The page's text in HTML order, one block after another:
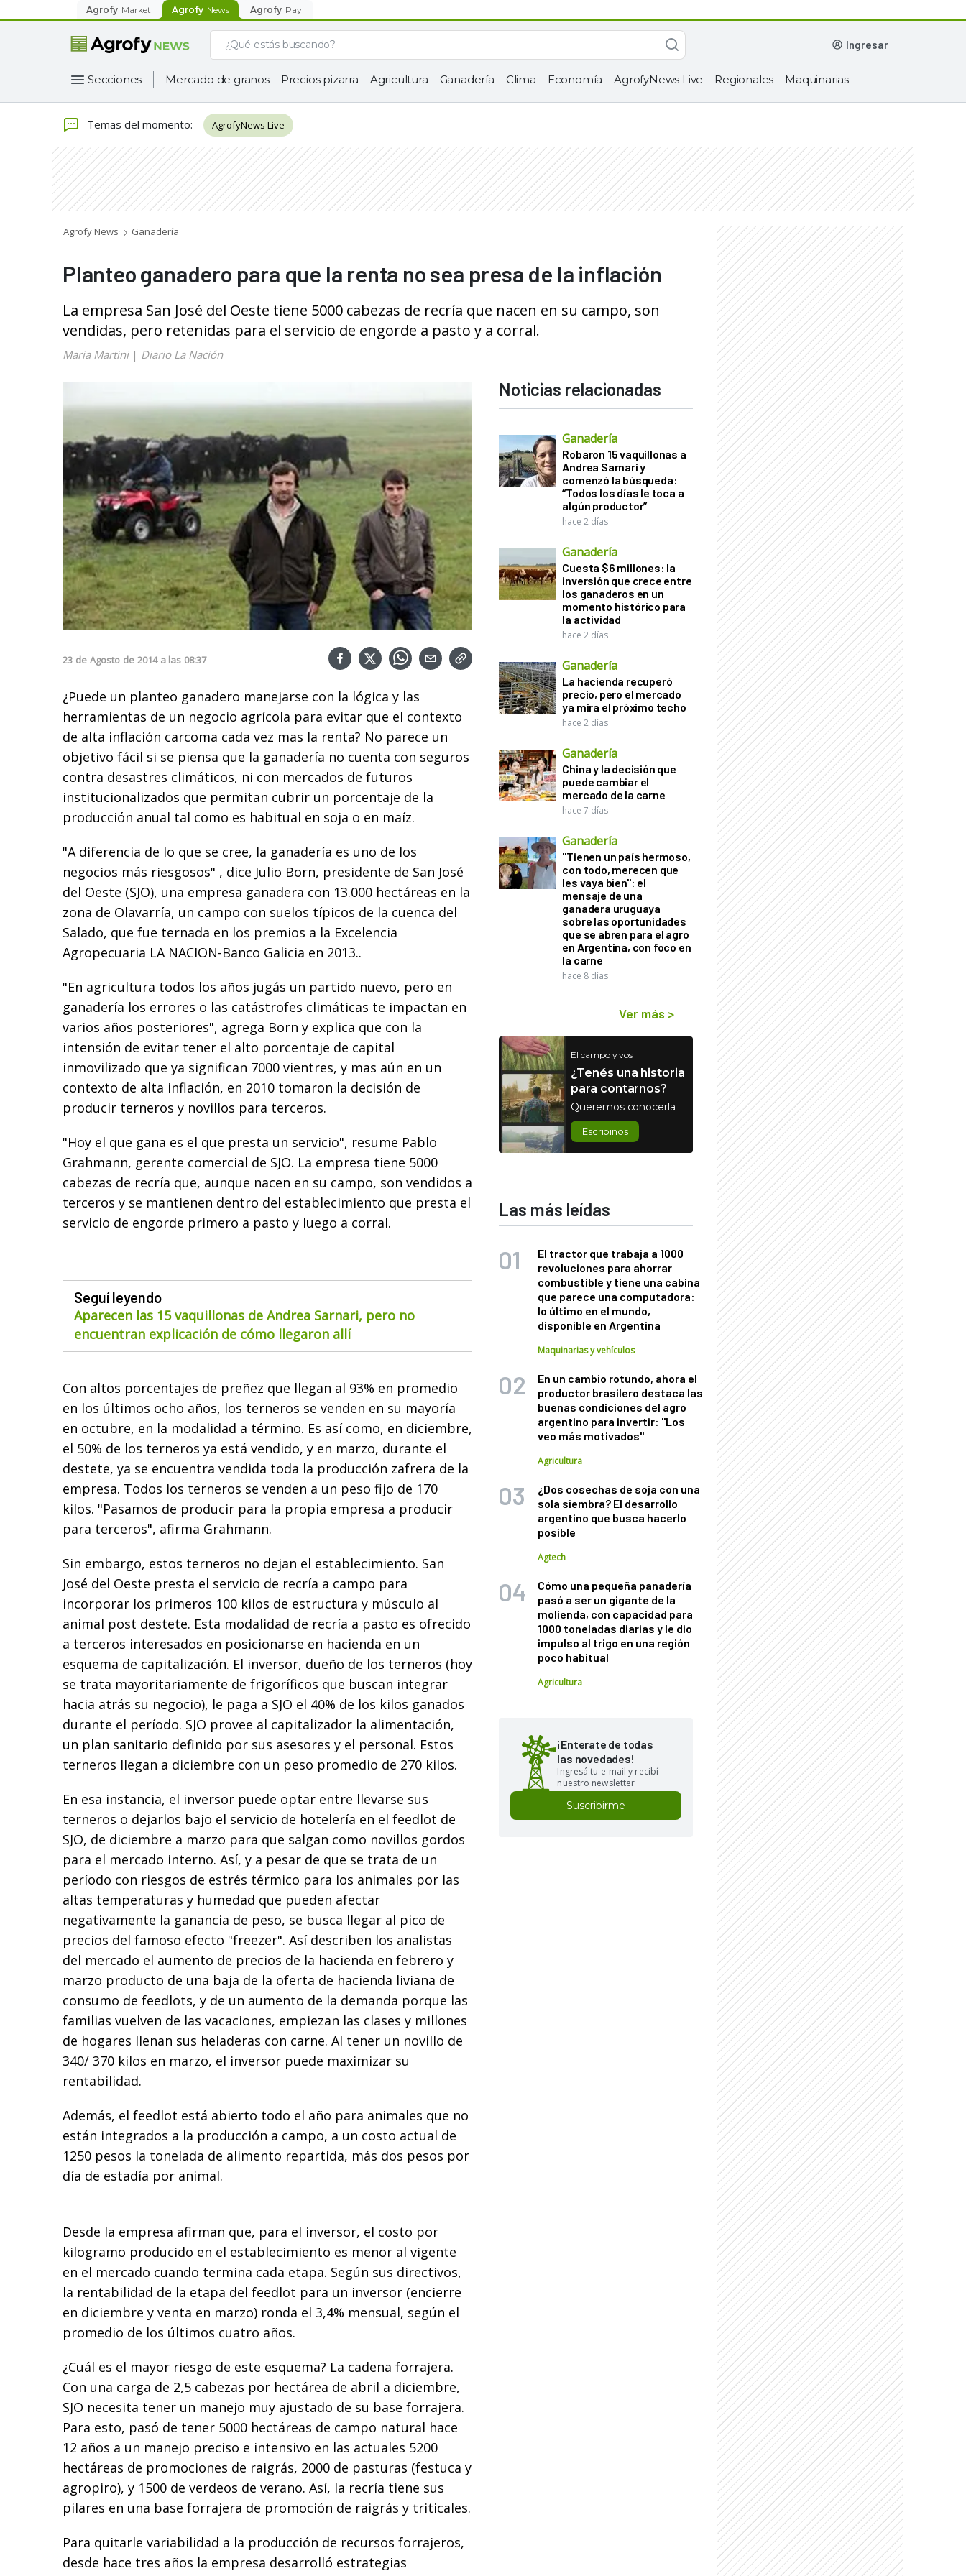
Agrofy Market Agrofy News Agrofy Pay
ingresar
Secciones Mercado de granos Precios pizarra Agricultura Ganadería Clima Economía AgrofyNews Live Regionales Maquinarias
Temas del momento: AgrofyNews Live
Agrofy News Ganadería
Planteo ganadero para que la renta no sea presa de la inflación
La empresa San José del Oeste tiene 5000 cabezas de recría que nacen en su campo, son
vendidas, pero retenidas para el servicio de engorde a pasto y a corral.
Maria Martini| Diario La Nación
23 de Agosto de 2014 a las 08:37
¿Puede un planteo ganadero manejarse con la lógica y las
herramientas de un negocio agrícola para evitar que el contexto
de alta inflación carcoma cada vez mas la renta? No parece un
objetivo fácil si se piensa que la ganadería no cuenta con seguros
contra desastres climáticos, ni con mercados de futuros
institucionalizados que permitan cubrir un porcentaje de la
producción anual tal como es habitual en soja o en maíz.
"A diferencia de lo que se cree, la ganadería es uno de los
negocios más riesgosos" , dice Julio Born, presidente de San José
del Oeste (SJO), una empresa ganadera con 13.000 hectáreas en la
zona de Olavarría, un campo con suelos típicos de la cuenca del
Salado, que fue ternada en los premios a la Excelencia
Agropecuaria LA NACION-Banco Galicia en 2013..
"En agricultura todos los años jugás un partido nuevo, pero en
ganadería los errores o las catástrofes climáticas te impactan en
varios años posteriores", agrega Born y explica que con la
intensión de evitar tener el alto porcentaje de capital
inmovilizado que ya significan 7000 vientres, y mas aún en un
contexto de alta inflación, en 2010 tomaron la decisión de
producir terneros y novillos para terceros.
"Hoy el que gana es el que presta un servicio", resume Pablo
Grahmann, gerente comercial de SJO. La empresa tiene 5000
cabezas de recría que, aunque nacen en su campo, son vendidos a
terceros y se mantienen dentro del establecimiento que presta el
servicio de engorde primero a pasto y luego a corral.
Seguí leyendo
Aparecen las 15 vaquillonas de Andrea Sarnari, pero no
encuentran explicación de cómo llegaron allí
Con altos porcentajes de preñez que llegan al 93% en promedio
en los últimos ocho años, los terneros se venden en su mayoría
en octubre, en la modalidad a término. Es así como, en diciembre,
el 50% de los terneros ya está vendido, y en marzo, durante el
destete, ya se encuentra vendida toda la producción zafrera de la
empresa. Todos los terneros se venden a un peso fijo de 170
kilos. "Pasamos de producir para la propia empresa a producir
para terceros", afirma Grahmann.
Sin embargo, estos terneros no dejan el establecimiento. San
José del Oeste presta el servicio de recría a campo para
incorporar los primeros 100 kilos de estructura y músculo al
animal post destete. Esta modalidad de recría a pasto es ofrecido
a terceros interesados en posicionarse en hacienda en un
esquema de capitalización. El inversor, dueño de los terneros (hoy
se trata mayoritariamente de frigoríficos que buscan integrar
hacia atrás su negocio), le paga a SJO el 40% de los kilos ganados
durante el período. SJO provee al capitalizador la alimentación,
un plan sanitario definido por sus asesores y el personal. Estos
terneros llegan a diciembre con un peso promedio de 270 kilos.
En esa instancia, el inversor puede optar entre llevarse sus
terneros o dejarlos bajo el servicio de hotelería en el feedlot de
SJO, de diciembre a marzo para que salgan como novillos gordos
para el mercado interno. Así, y a pesar de que se trata de un
período con riesgos de estrés térmico para los animales por las
altas temperaturas y humedad que pueden afectar
negativamente la ganancia de peso, se busca llegar al pico de
precios del famoso efecto "freezer". Así describen los analistas
del mercado el aumento de precios de la hacienda en febrero y
marzo producto de una baja de la oferta de hacienda liviana de
consumo de feedlots, y de un aumento de la demanda porque las
familias vuelven de las vacaciones, empiezan las clases y millones
de hogares llenan sus heladeras con carne. Al tener un novillo de
340/ 370 kilos en marzo, el inversor puede maximizar su
rentabilidad.
Además, el feedlot está abierto todo el año para animales que no
están integrados a la producción a campo, a un costo actual de
1250 pesos la tonelada de alimento repartida, más dos pesos por
día de estadía por animal.
Desde la empresa afirman que, para el inversor, el costo por
kilogramo producido en el establecimiento es menor al vigente
en el mercado cuando termina cada etapa. Según sus directivos,
la rentabilidad de la etapa del feedlot para un inversor (encierre
en diciembre y venta en marzo) ronda el 3,4% mensual, según el
promedio de los últimos cuatro años.
¿Cuál es el mayor riesgo de este esquema? La cadena forrajera.
Con una carga de 2,5 cabezas por hectárea de abril a diciembre,
SJO necesita tener un manejo muy ajustado de su base forrajera.
Para esto, pasó de tener 5000 hectáreas de campo natural hace
12 años a un manejo preciso e intensivo en las actuales 5200
hectáreas de promociones de raigrás, 2000 de pasturas (festuca y
agropiro), y 1500 de verdeos de verano. Así, la recría tiene sus
pilares en una base forrajera de promoción de raigrás y triticales.
Para quitarle variabilidad a la producción de recursos forrajeros,
desde hace tres años la empresa desarrolló estrategias
Noticias relacionadas
Ganadería
Robaron 15 vaquillonas a
Andrea Sarnari y
comenzó la búsqueda:
“Todos los días le toca a
algún productor”
hace 2 días
Ganadería
Cuesta $6 millones: la
inversión que crece entre
los ganaderos en un
momento histórico para
la actividad
hace 2 días
Ganadería
La hacienda recuperó
precio, pero el mercado
ya mira el próximo techo
hace 2 días
Ganadería
China y la decisión que
puede cambiar el
mercado de la carne
hace 7 días
Ganadería
"Tienen un país hermoso,
con todo, merecen que
les vaya bien": el
mensaje de una
ganadera uruguaya
sobre las oportunidades
que se abren para el agro
en Argentina, con foco en
la carne
hace 8 días
Ver más >
El campo y vos
¿Tenés una historia
para contarnos?
Queremos conocerla
Escribinos
Las más leídas
El tractor que trabaja a 1000
revoluciones para ahorrar
combustible y tiene una cabina
que parece una computadora:
lo último en el mundo,
disponible en Argentina
Maquinarias y vehículos
En un cambio rotundo, ahora el
productor brasilero destaca las
buenas condiciones del agro
argentino para invertir: "Los
veo más motivados"
Agricultura
¿Dos cosechas de soja con una
sola siembra? El desarrollo
argentino que busca hacerlo
posible
Agtech
Cómo una pequeña panadería
pasó a ser un gigante de la
molienda, con capacidad para
1000 toneladas diarias y le dio
impulso al trigo en una región
poco habitual
Agricultura
¡Enterate de todas
las novedades!
Ingresá tu e-mail y recibí
nuestro newsletter
Suscribirme